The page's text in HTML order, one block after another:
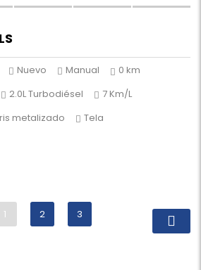
Nuevo Manual
0 km
2.0L Turbodiésel
7 Km/L
metalizado Tela
1 2 3